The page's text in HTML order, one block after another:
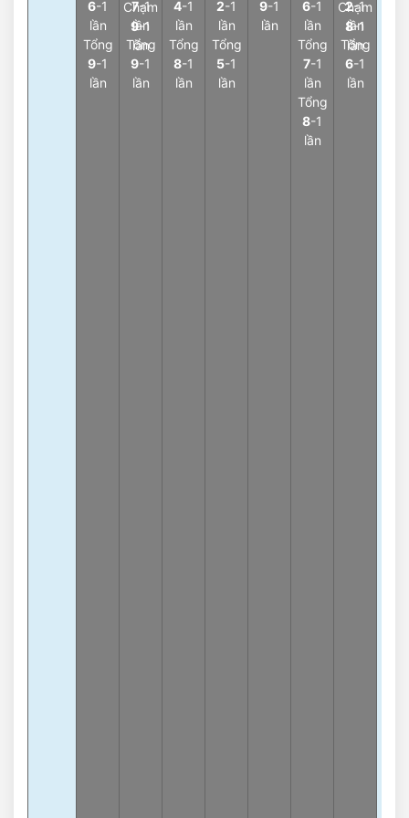
6-1
lần
Tổng
9-1
lần
Chạm
9-1
lần
7-1
lần
Tổng
9-1
lần
4-1
lần
Tổng
8-1
lần
2-1
lần
Tổng
5-1
lần
9-1
lần
6-1
lần
Tổng
7-1
lần
Tổng
8-1
lần
Chạm
8-1
lần
2-1
lần
Tổng
6-1
lần